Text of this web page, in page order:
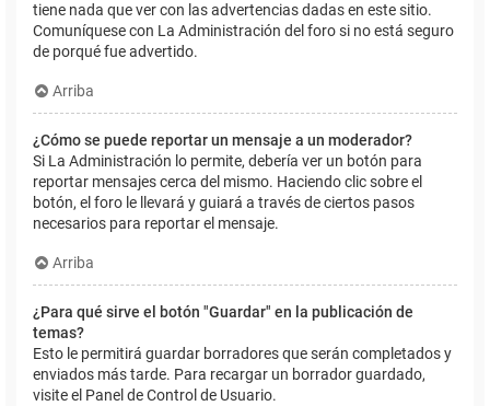
tiene nada que ver con las advertencias dadas en este sitio.
Comuníquese con La Administración del foro si no está seguro
de porqué fue advertido.
Arriba
¿Cómo se puede reportar un mensaje a un moderador?
Si La Administración lo permite, debería ver un botón para
reportar mensajes cerca del mismo. Haciendo clic sobre el
botón, el foro le llevará y guiará a través de ciertos pasos
necesarios para reportar el mensaje.
Arriba
¿Para qué sirve el botón "Guardar" en la publicación de
temas?
Esto le permitirá guardar borradores que serán completados y
enviados más tarde. Para recargar un borrador guardado,
visite el Panel de Control de Usuario.